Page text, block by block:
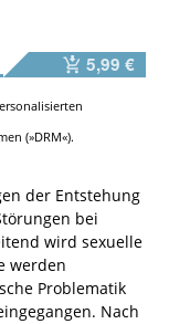
5,99 €
(»DRM«).
der Entstehung
bei
wird sexuelle
werden
Problematik
Nach